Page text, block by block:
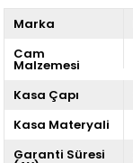
Marka
Cam
Malzemesi
Kasa Çapı
Kasa Materyali
Garanti Süresi